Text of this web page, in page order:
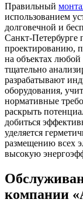
Правильный
использованием
долговечной и
Санкт-Петербурге
проектированию,
на объектах
тщательно
разрабатывают
оборудования,
нормативные
раскрыть
добиться
уделяется
размещению всех
высокую
компании